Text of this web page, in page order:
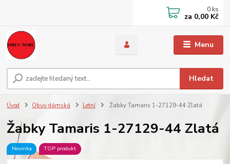
Menu
Hledat
0 ks
za 0,00 Kč
Úvod Obuv dámská Letní Žabky Tamaris 1-27129-44 Zlatá
Žabky Tamaris 1-27129-44 Zlatá
Novinka TOP produkt